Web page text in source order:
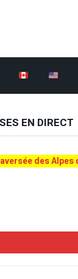
EN DIRECT
des Alpes